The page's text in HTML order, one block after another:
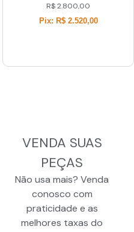
R$2.800,00
Pix: R$ 2.520,00
VENDA SUAS
PEÇAS
Não usa mais? Venda
conosco com
praticidade e as
melhores taxas do